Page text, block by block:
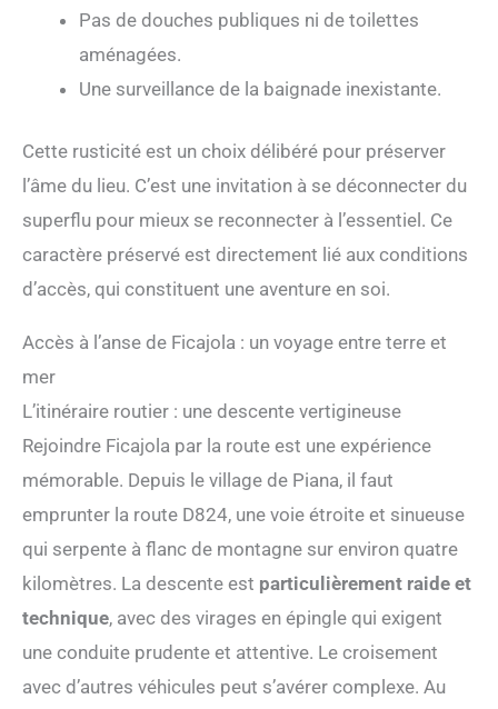
Pas de douches publiques ni de toilettes
aménagées.
Une surveillance de la baignade inexistante.
Cette rusticité est un choix délibéré pour préserver
l’âme du lieu. C’est une invitation à se déconnecter du
superflu pour mieux se reconnecter à l’essentiel. Ce
caractère préservé est directement lié aux conditions
d’accès, qui constituent une aventure en soi.
Accès à l’anse de Ficajola : un voyage entre terre et
mer
L’itinéraire routier : une descente vertigineuse
Rejoindre Ficajola par la route est une expérience
mémorable. Depuis le village de Piana, il faut
emprunter la route D824, une voie étroite et sinueuse
qui serpente à flanc de montagne sur environ quatre
kilomètres. La descente est particulièrement raide et
technique, avec des virages en épingle qui exigent
une conduite prudente et attentive. Le croisement
avec d’autres véhicules peut s’avérer complexe. Au